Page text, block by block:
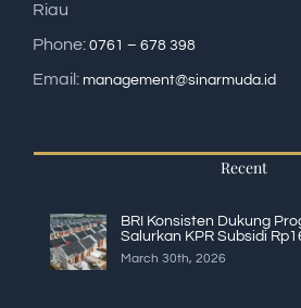
Riau
Phone: 0761 – 678 398
Email: management@sinarmuda.id
Recent
BRI Konsisten Dukung
Salurkan KPR Subsidi
March 30th, 2026